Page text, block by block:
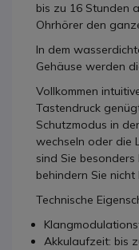
bis zu 16 Stunden
Ohrhörer den
In dem
Gehäuse werden
Vollkommen
Tastendruck
Schutzmodus in
wechseln oder die
sind Sie
behindern Sie
Technische
Akkulaufzeit: bis